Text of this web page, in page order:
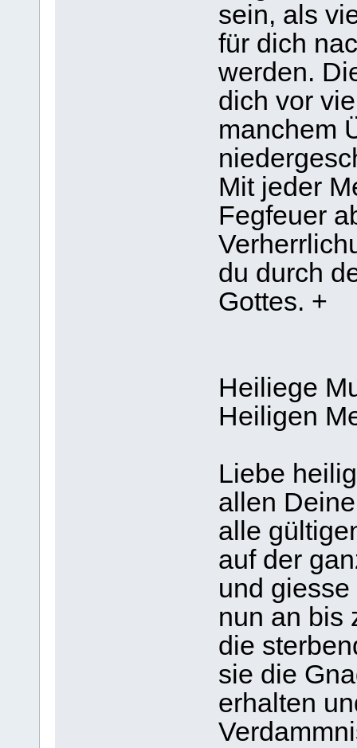
sein, als
für dich
werden.
dich vor
manchem
Mit jeder
Fegfeuer
du durch
Gottes. +
Heiliege
Heiligen
Liebe
allen
alle
auf der
und
nun an bis
die
sie die
erhalten